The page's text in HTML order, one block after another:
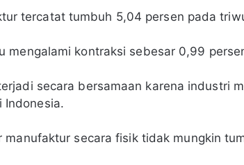
tercatat tumbuh 5,04 persen pada
mengalami kontraksi sebesar 0,99
secara bersamaan karena industri
Indonesia.
manufaktur secara fisik tidak mungkin